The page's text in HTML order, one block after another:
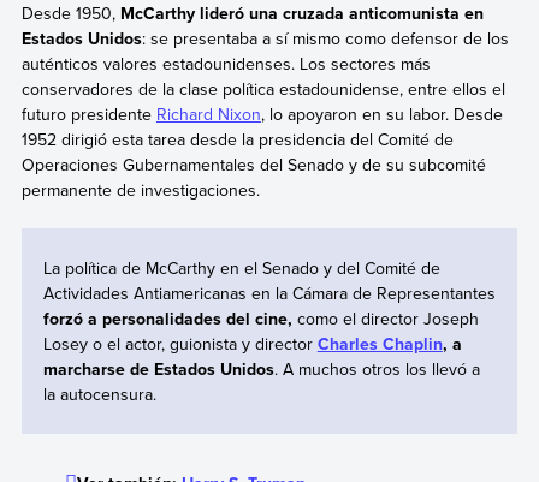
Desde 1950, McCarthy lideró una cruzada anticomunista en
Estados Unidos: se presentaba a sí mismo como defensor de los
auténticos valores estadounidenses. Los sectores más
conservadores de la clase política estadounidense, entre ellos el
futuro presidente Richard Nixon, lo apoyaron en su labor. Desde
1952 dirigió esta tarea desde la presidencia del Comité de
Operaciones Gubernamentales del Senado y de su subcomité
permanente de investigaciones.
La política de McCarthy en el Senado y del Comité de
Actividades Antiamericanas en la Cámara de Representantes
forzó a personalidades del cine, como el director Joseph
Losey o el actor, guionista y director Charles Chaplin, a
marcharse de Estados Unidos. A muchos otros los llevó a
la autocensura.